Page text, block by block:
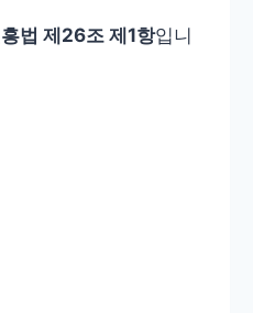
법 제26조 제1항입니